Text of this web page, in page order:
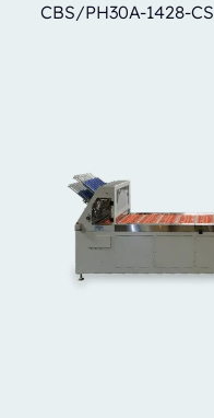
CBS/PH30A-1428-CS